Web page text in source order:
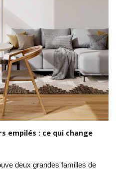
empilés : ce qui change
deux grandes familles de